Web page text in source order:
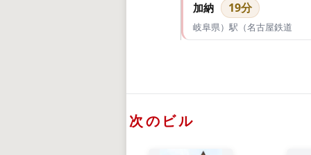
加納 19分
岐阜県）駅（名古屋鉄道
次のビル